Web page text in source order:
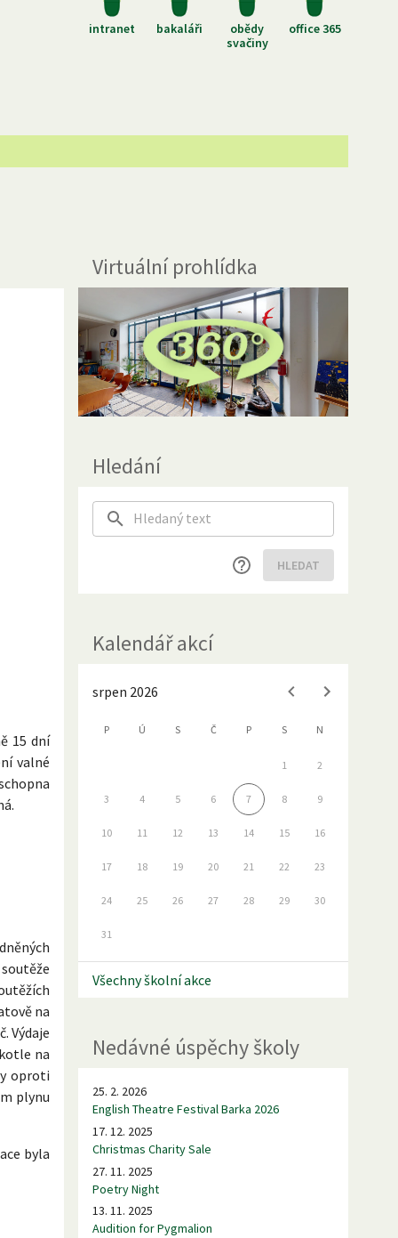
intranet bakaláři
obědy
svačiny
office 365
15 dní
valné
na
Výdaje
na
oproti
plynu
byla
Virtuální prohlídka
Hledání
HLEDAT
Kalendář akcí
srpen 2026
P Ú S Č P S N
1 2
3 4 5 6 7 8 9
10 11 12 13 14 15 16
17 18 19 20 21 22 23
24 25 26 27 28 29 30
31
Všechny školní akce
Nedávné úspěchy školy
25. 2. 2026
English Theatre Festival Barka 2026
17. 12. 2025
Christmas Charity Sale
27. 11. 2025
Poetry Night
13. 11. 2025
Audition for Pygmalion